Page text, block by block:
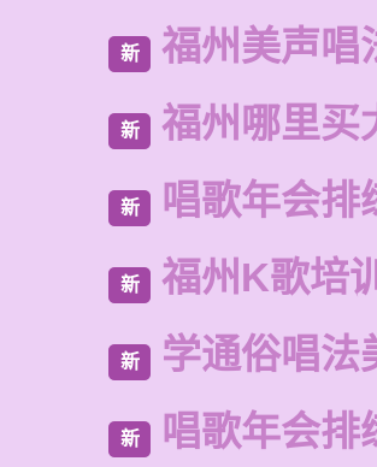
新 福州美声唱
新 福州哪里买
新 唱歌年会排
新 福州K歌培
新 学通俗唱法
新 唱歌年会排